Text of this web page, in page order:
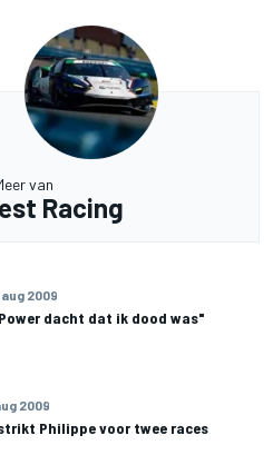
van
Racing
aug 2009
dacht dat ik dood was"
2009
Philippe voor twee races